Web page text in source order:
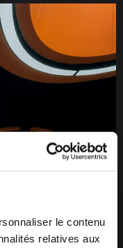
le contenu
relatives aux